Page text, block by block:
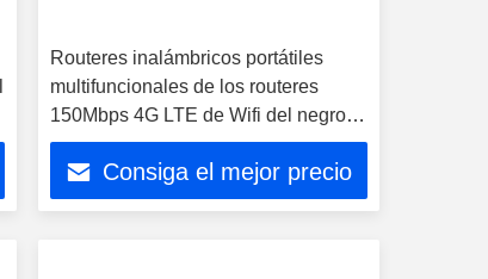
Routeres inalámbricos portátiles
multifuncionales de los routeres
150Mbps 4G LTE de Wifi del negro
de OALX MT20
Consiga el mejor precio